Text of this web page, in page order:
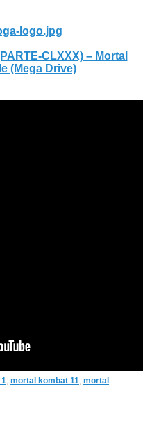
logo.jpg
CLXXX) – Mortal
(Mega Drive)
mortal kombat 11 mortal